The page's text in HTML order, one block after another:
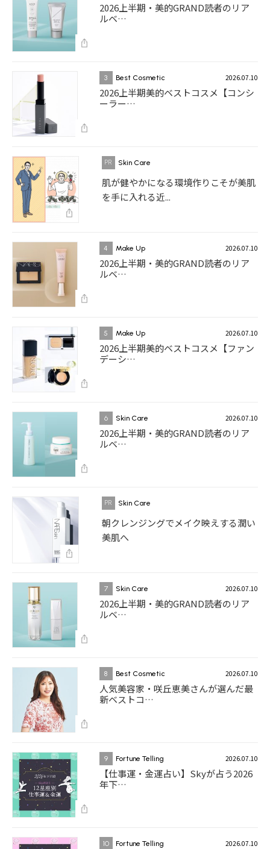
2026上半期・美的GRAND読者のリア
ルベ…
3 Best Cosmetic 2026.07.10
2026上半期美的ベストコスメ【コンシ
ーラー…
Skin Care
肌が健やかになる環境作りこそが美肌
を手に入れる近...
4 Make Up 2026.07.10
2026上半期・美的GRAND読者のリア
ルベ…
5 Make Up 2026.07.10
2026上半期美的ベストコスメ【ファン
デーシ…
6 Skin Care 2026.07.10
2026上半期・美的GRAND読者のリア
ルベ…
Skin Care
朝クレンジングでメイク映えする潤い
美肌へ
7 Skin Care 2026.07.10
2026上半期・美的GRAND読者のリア
ルベ…
8 Best Cosmetic 2026.07.10
人気美容家・咲丘恵美さんが選んだ最
新ベストコ…
9 Fortune Telling 2026.07.10
【仕事運・金運占い】Skyが占う2026
年下…
10 Fortune Telling 2026.07.10